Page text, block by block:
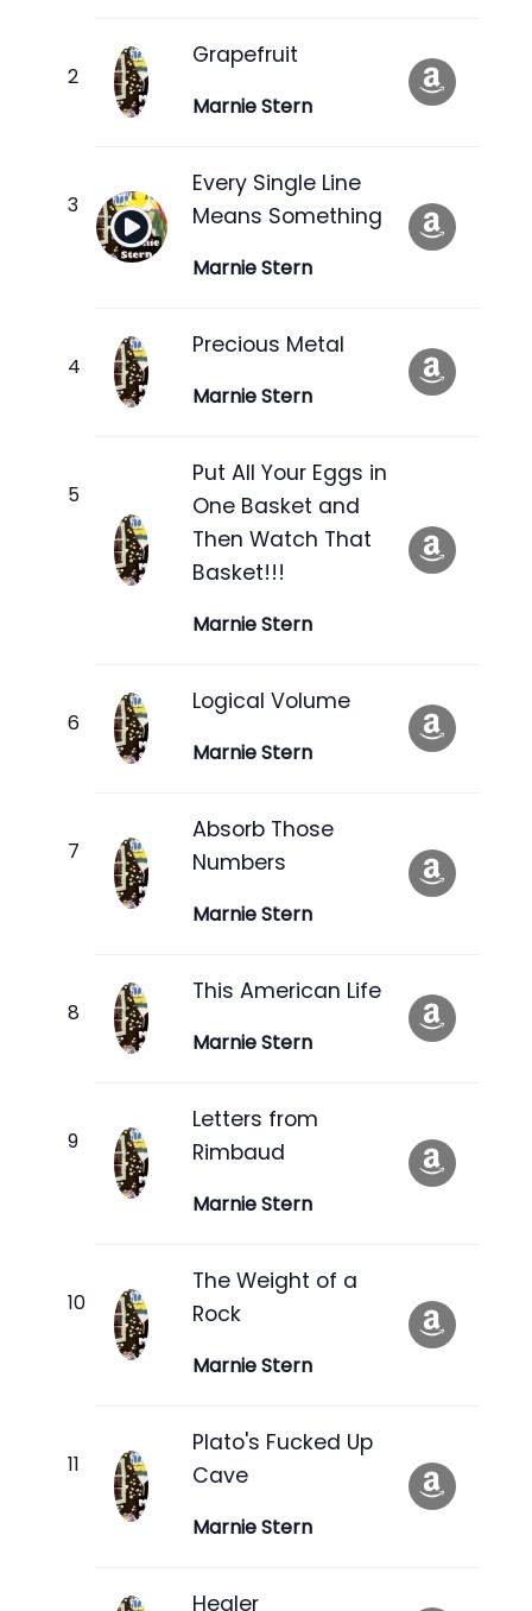
Grapefruit
Marnie Stern
Every Single Line
Means Something
Marnie Stern
Precious Metal
Marnie Stern
Put All Your Eggs in
One Basket and
Then Watch That
Basket!!!
Marnie Stern
Logical Volume
Marnie Stern
Absorb Those
Numbers
Marnie Stern
This American Life
Marnie Stern
Letters from
Rimbaud
Marnie Stern
The Weight of a
Rock
Marnie Stern
Plato's Fucked Up
Cave
Marnie Stern
Healer